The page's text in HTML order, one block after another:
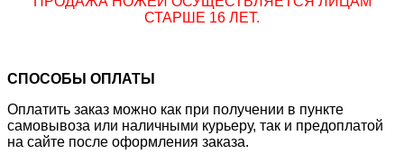
СТАРШЕ 16 ЛЕТ.
СПОСОБЫ ОПЛАТЫ
Оплатить заказ можно как при получении в пункте
самовывоза или наличными курьеру, так и предоплатой
на сайте после оформления заказа.